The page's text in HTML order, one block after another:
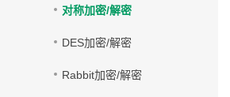
对称加密/解密
DES加密/解密
Rabbit加密/解密